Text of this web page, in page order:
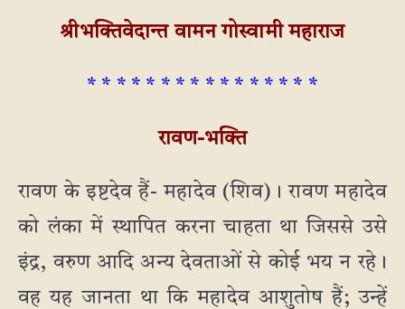
श्रीभक्तिवेदान्त वामन गोस्वामी महाराज
* * * * * * * * * * * * * * * *
रावण-भक्ति
रावण के इष्टदेव हैं- महादेव (शिव)। रावण महादेव
को लंका में स्थापित करना चाहता था जिससे उसे
इंद्र, वरुण आदि अन्य देवताओं से कोई भय न रहे।
वह यह जानता था कि महादेव आशुतोष हैं; उन्हें